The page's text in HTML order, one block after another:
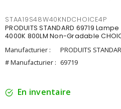
STAA19S48W40KNDCHOICE4P
PRODUITS STANDARD 69719
4000K 800LM Non-Gradable
Manufacturier :
PRODUITS
# Manufacturier : 69719
En inventaire